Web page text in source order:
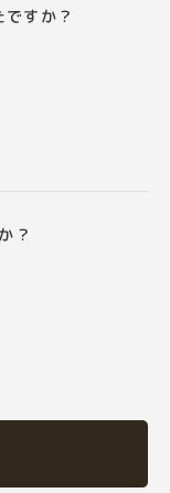
すか？
？